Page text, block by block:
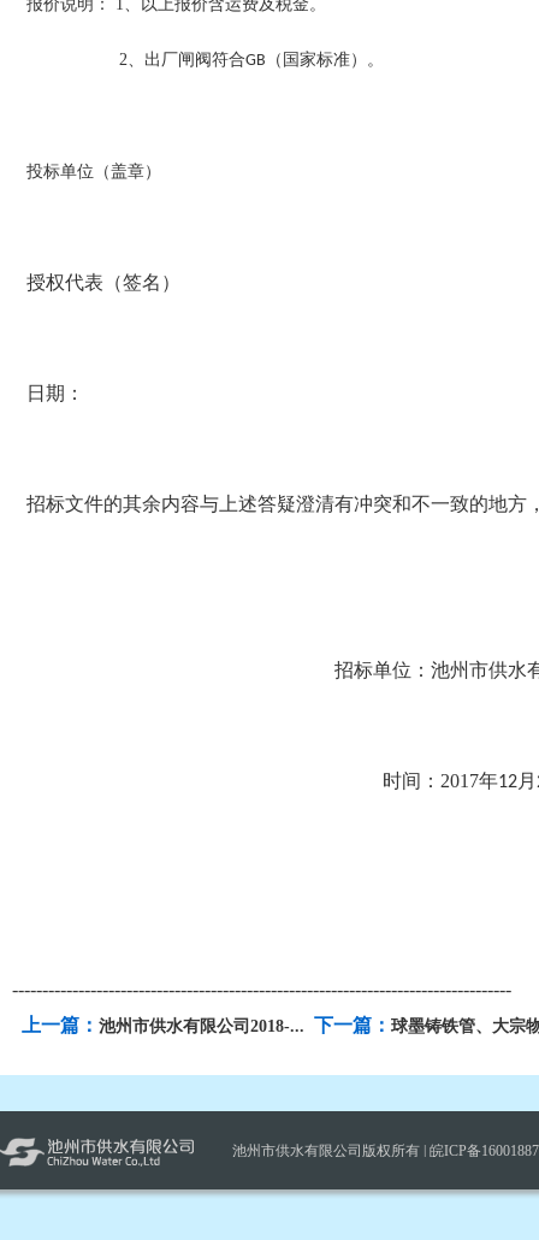
报价说明： 1、以上报价含运费及税金。
2、出厂闸阀符合GB （国家标准）。
投标单位（盖章）
授权代表（签名）
日期：
招标文件的其余内容与上述答疑澄清有冲突和不一致的地方
招标单位：池州市供水
时间： 2017年12月
-----------------------------------------------------------------------------------
上一篇： 池州市供水有限公司2018-... 下一篇： 球墨铸铁管、大宗
池州市供水有限公司版权所有 | 皖ICP备